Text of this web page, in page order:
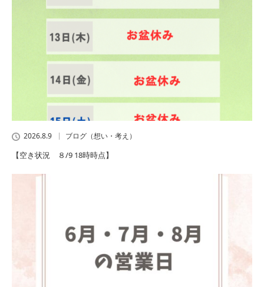
2026.8.9 ブログ（想い・考え）
【空き状況 ８/9 18時時点】